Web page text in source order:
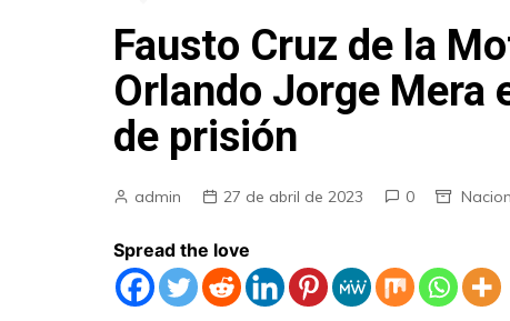
Fausto Cruz de la
Orlando Jorge Mera
de prisión
admin 27 de abril de 2023 0
Spread the love